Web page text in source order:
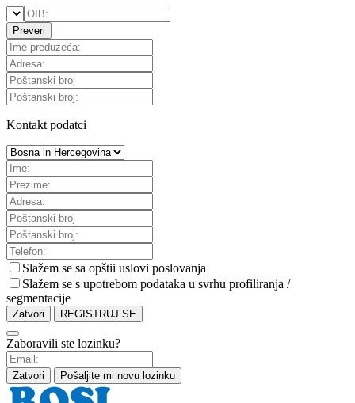
Preveri
Kontakt podatci
Slažem se sa opštii uslovi poslovanja
Slažem se s upotrebom podataka u svrhu profiliranja /
segmentacije
Zatvori REGISTRUJ SE
Zaboravili ste lozinku?
Zatvori Pošaljite mi novu lozinku